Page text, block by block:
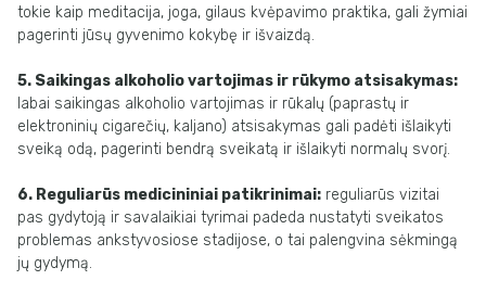
tokie kaip meditacija, joga, gilaus kvėpavimo praktika, gali žymiai
pagerinti jūsų gyvenimo kokybę ir išvaizdą.
5. Saikingas alkoholio vartojimas ir rūkymo atsisakymas:
labai saikingas alkoholio vartojimas ir rūkalų (paprastų ir
elektroninių cigarečių, kaljano) atsisakymas gali padėti išlaikyti
sveiką odą, pagerinti bendrą sveikatą ir išlaikyti normalų svorį.
6. Reguliarūs medicininiai patikrinimai: reguliarūs vizitai
pas gydytoją ir savalaikiai tyrimai padeda nustatyti sveikatos
problemas ankstyvosiose stadijose, o tai palengvina sėkmingą
jų gydymą.